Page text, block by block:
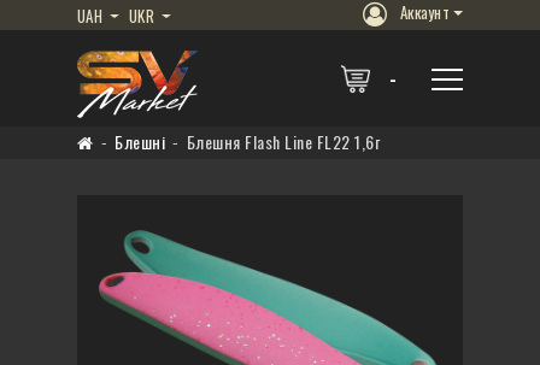
UAH UKR Аккаунт
Блешні Блешня Flash Line FL22 1,6г